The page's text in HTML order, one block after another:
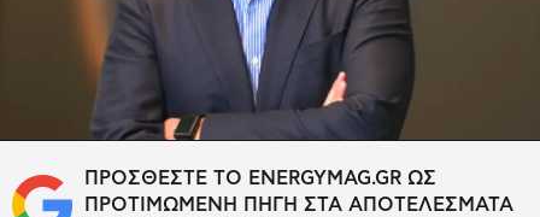
ΠΡΟΣΘΕΣΤΕ ΤΟ ENERGYMAG.GR ΩΣ
ΠΡΟΤΙΜΩΜΕΝΗ ΠΗΓΗ ΣΤΑ ΑΠΟΤΕΛΕΣΜΑΤΑ